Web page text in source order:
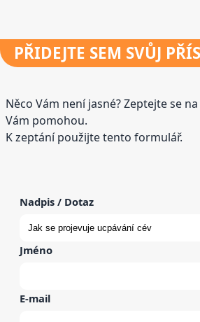
PŘIDEJTE SEM SVŮJ
Něco Vám není jasné? Zeptejte se
Vám pomohou.
K zeptání použijte tento formulář.
Nadpis / Dotaz
Jméno
E-mail